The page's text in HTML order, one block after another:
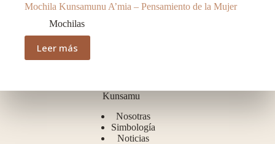
Mochila Kunsamunu A’mia – Pensamiento de la Mujer
Mochilas
Leer más
Kunsamu
Nosotras
Simbología
Noticias